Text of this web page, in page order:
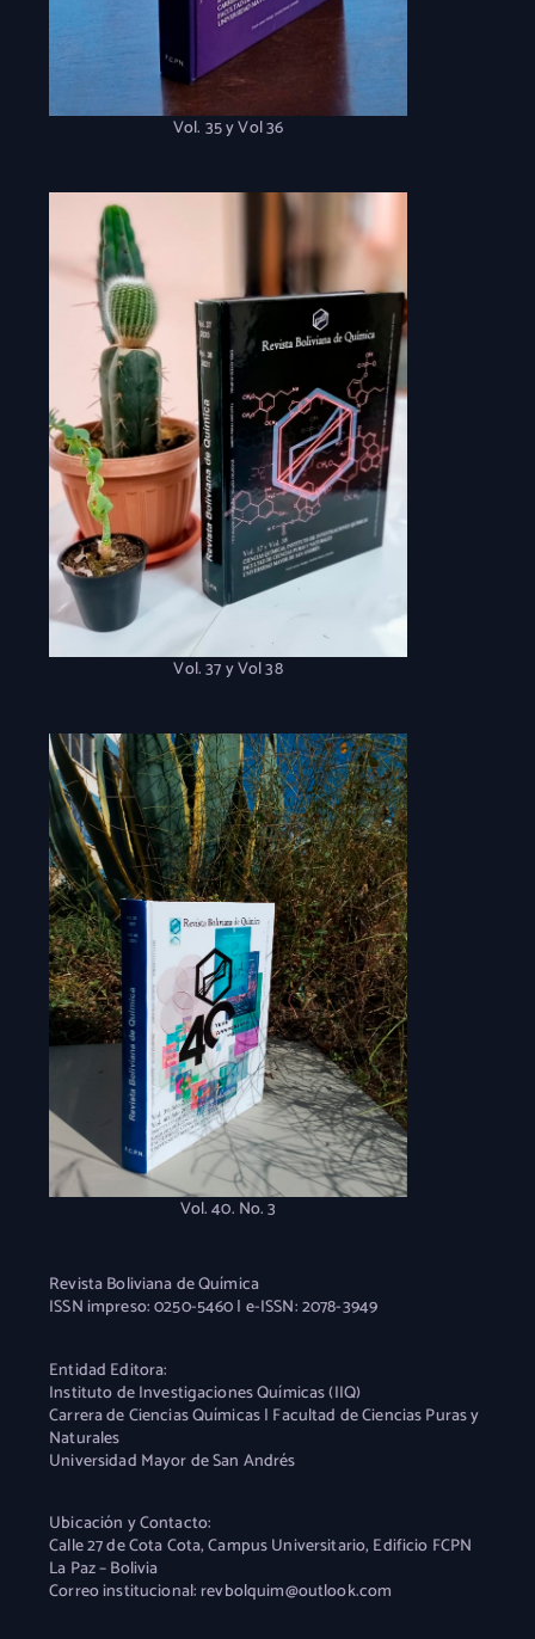
Vol. 35 y Vol 36
Vol. 37 y Vol 38
Vol. 40. No. 3
Revista Boliviana de Química
ISSN impreso: 0250-5460 | e-ISSN: 2078-3949
Entidad Editora:
Instituto de Investigaciones Químicas (IIQ)
Carrera de Ciencias Químicas | Facultad de Ciencias Puras y
Naturales
Universidad Mayor de San Andrés
Ubicación y Contacto:
Calle 27 de Cota Cota, Campus Universitario, Edificio FCPN
La Paz – Bolivia
Correo institucional: revbolquim@outlook.com